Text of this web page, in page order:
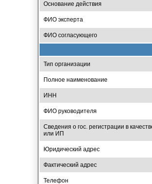
Основание действия
ФИО эксперта
ФИО согласующего
Тип организации
Полное наименование
ИНН
ФИО руководителя
Сведения о гос. регистрации в
или ИП
Юридический адрес
Фактический адрес
Телефон